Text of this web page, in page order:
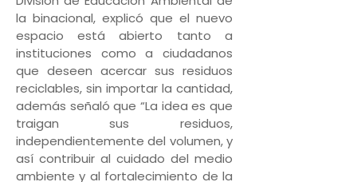
la binacional, explicó que el nuevo
espacio está abierto tanto a
instituciones como a ciudadanos
que deseen acercar sus residuos
reciclables, sin importar la cantidad,
además señaló que “La idea es que
traigan sus residuos,
independientemente del volumen, y
así contribuir al cuidado del medio
ambiente y al fortalecimiento de la